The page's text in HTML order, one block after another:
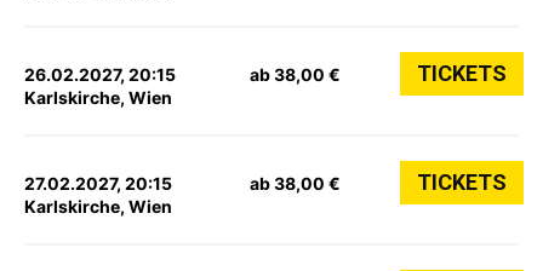
26.02.2027, 20:15
Karlskirche, Wien
ab 38,00 € TICKETS
27.02.2027, 20:15
Karlskirche, Wien
ab 38,00 € TICKETS